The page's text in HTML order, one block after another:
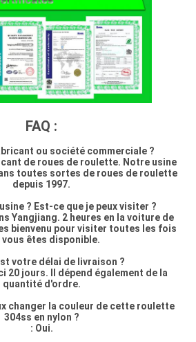
FAQ :
ou société commerciale ?
de roues de roulette. Notre usine
toutes sortes de roues de roulette
depuis 1997.
? Est-ce que je peux visiter ?
Yangjiang. 2 heures en la voiture de
bienvenu pour visiter toutes les fois
vous êtes disponible.
votre délai de livraison ?
20 jours. Il dépend également de la
quantité d'ordre.
changer la couleur de cette roulette
304ss en nylon ?
: Oui.